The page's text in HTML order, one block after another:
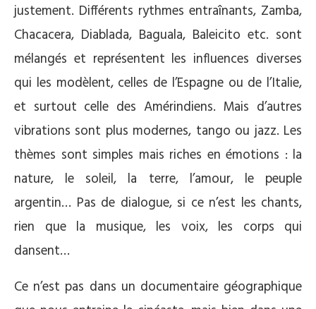
justement. Différents rythmes entraînants, Zamba,
Chacacera, Diablada, Baguala, Baleicito etc. sont
mélangés et représentent les influences diverses
qui les modèlent, celles de l’Espagne ou de l’Italie,
et surtout celle des Amérindiens. Mais d’autres
vibrations sont plus modernes, tango ou jazz. Les
thèmes sont simples mais riches en émotions : la
nature, le soleil, la terre, l’amour, le peuple
argentin… Pas de dialogue, si ce n’est les chants,
rien que la musique, les voix, les corps qui
dansent…
Ce n’est pas dans un documentaire géographique